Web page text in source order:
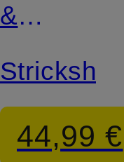
&
MORE
Strickshirt
44,99 €